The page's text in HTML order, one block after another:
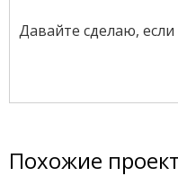
Давайте сделаю, если
Похожие